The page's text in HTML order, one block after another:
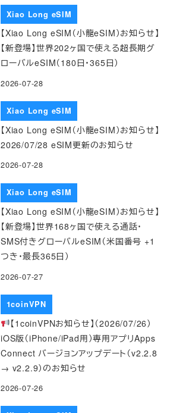
Xiao Long eSIM
【Xiao Long eSIM（小龍eSIM）お知らせ】
【新登場】世界202ヶ国で使える超長期グ
ローバルeSIM（180日・365日）
2026-07-28
Xiao Long eSIM
【Xiao Long eSIM（小龍eSIM）お知らせ】
2026/07/28 eSIM更新のお知らせ
2026-07-28
Xiao Long eSIM
【Xiao Long eSIM（小龍eSIM）お知らせ】
【新登場】世界168ヶ国で使える通話・
SMS付きグローバルeSIM（米国番号 +1
つき・最長365日）
2026-07-27
1coinVPN
【1coinVPNお知らせ】（2026/07/26）
iOS版（iPhone/iPad用）専用アプリApps
Connect バージョンアップデート（v2.2.8
→ v2.2.9）のお知らせ
2026-07-26